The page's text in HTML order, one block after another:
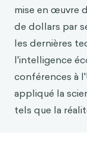
mise en œuvre
de dollars par
les dernières
l'intelligence
conférences à
appliqué la
tels que la